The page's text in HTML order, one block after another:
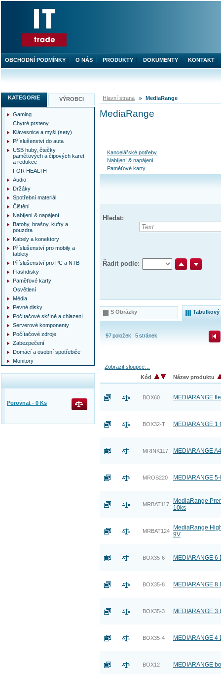
Hlavní strana MediaRange
MediaRange
Kancelářské potřeby
Nabíjení & napájení
Paměťové karty
Hledat:
Řadit podle:
S Obrázky Tabulkový
97položek 5stránek
Zobrazit sloupce…
Kód
Název produktu
BOX60 MEDIARANGE
BOX32-T MEDIARANGE 1
MRINK117 MEDIARANGE
MROS220 MEDIARANGE
MRBAT117
MediaRange
10ks
MRBAT124
MediaRange
9V
BOX35-6 MEDIARANGE 6
BOX35-8 MEDIARANGE 8
BOX35-3 MEDIARANGE 3
BOX35-4 MEDIARANGE 4
BOX12 MEDIARANGE
KATEGORIE VÝROBCI
Gaming
Chytré prsteny
Klávesnice a myši (sety)
Příslušenství do auta
USB huby, čtečky
paměťových a čipových karet
a redukce
FOR HEALTH
Audio
Držáky
Spotřební materiál
Čištění
Nabíjení & napájení
Batohy, brašny, kufry a
pouzdra
Kabely a konektory
Příslušenství pro mobily a
tablety
Příslušenství pro PC a NTB
Flashdisky
Paměťové karty
Osvětlení
Média
Pevné disky
Počítačové skříně a chlazení
Serverové komponenty
Počítačové zdroje
Zabezpečení
Domácí a osobní spotřebiče
Monitory
Porovnat - 0 Ks
OBCHODNÍ PODMÍNKY O NÁS PRODUKTY DOKUMENTY KONTAKT